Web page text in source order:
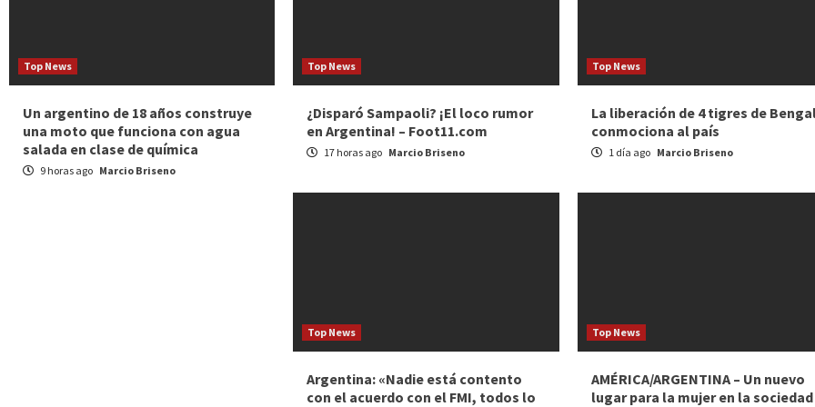
Top News
Un argentino de 18 años construye
una moto que funciona con agua
salada en clase de química
9 horas ago Marcio Briseno
Top News
¿Disparó Sampaoli? ¡El loco rumor
en Argentina! – Foot11.com
17 horas ago Marcio Briseno
Top News
La liberación de 4 tigres de
conmociona al país
1 día ago Marcio Briseno
Top News
Argentina: «Nadie está contento
con el acuerdo con el FMI, todos lo
Top News
AMÉRICA/ARGENTINA – Un nuevo
lugar para la mujer en la sociedad